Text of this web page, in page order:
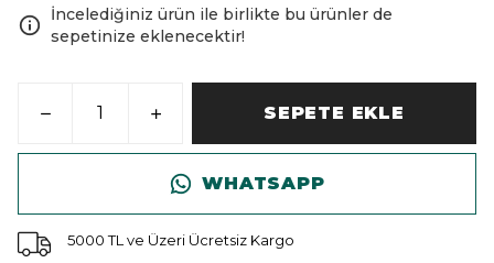
İncelediğiniz ürün ile birlikte bu ürünler de
sepetinize eklenecektir!
SEPETE EKLE
WHATSAPP
5000 TL ve Üzeri Ücretsiz Kargo